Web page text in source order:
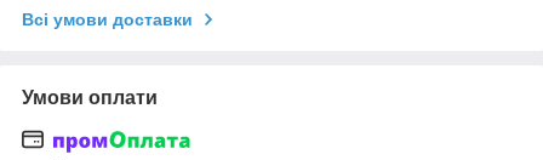
Всі умови доставки
Умови оплати